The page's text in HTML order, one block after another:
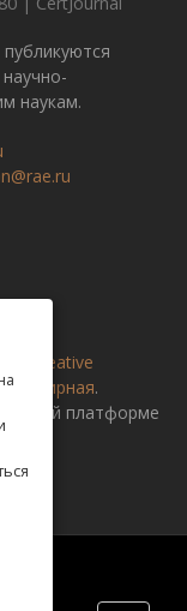
наукам.
Creative
Всемирная.
платформе